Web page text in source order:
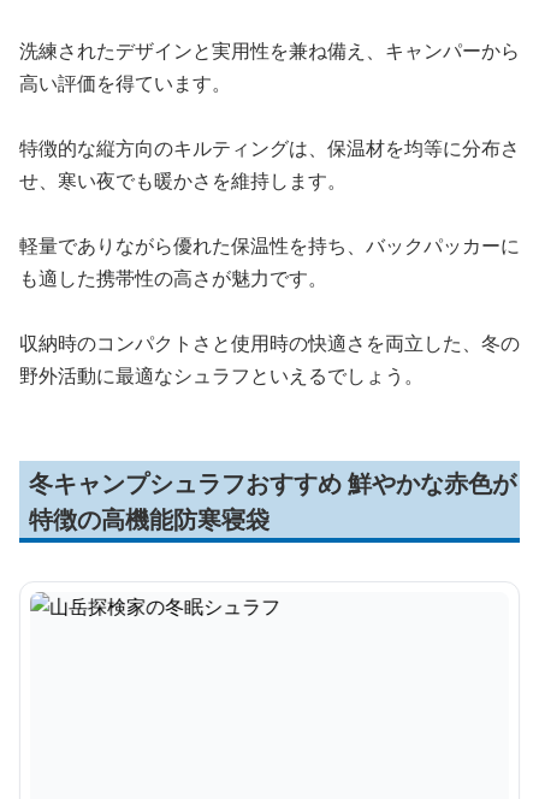
洗練されたデザインと実用性を兼ね備え、キャンパーから
高い評価を得ています。
特徴的な縦方向のキルティングは、保温材を均等に分布さ
せ、寒い夜でも暖かさを維持します。
軽量でありながら優れた保温性を持ち、バックパッカーに
も適した携帯性の高さが魅力です。
収納時のコンパクトさと使用時の快適さを両立した、冬の
野外活動に最適なシュラフといえるでしょう。
冬キャンプシュラフおすすめ 鮮やかな赤色が
特徴の高機能防寒寝袋